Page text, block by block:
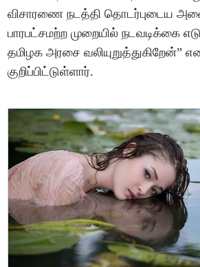
விசாரணை நடத்தி தொடர்புடைய
பாரபட்சமற்ற முறையில் நடவடிக்கை
தமிழக அரசை வலியுறுத்துகிறேன்”
குறிப்பிட்டுள்ளார்.